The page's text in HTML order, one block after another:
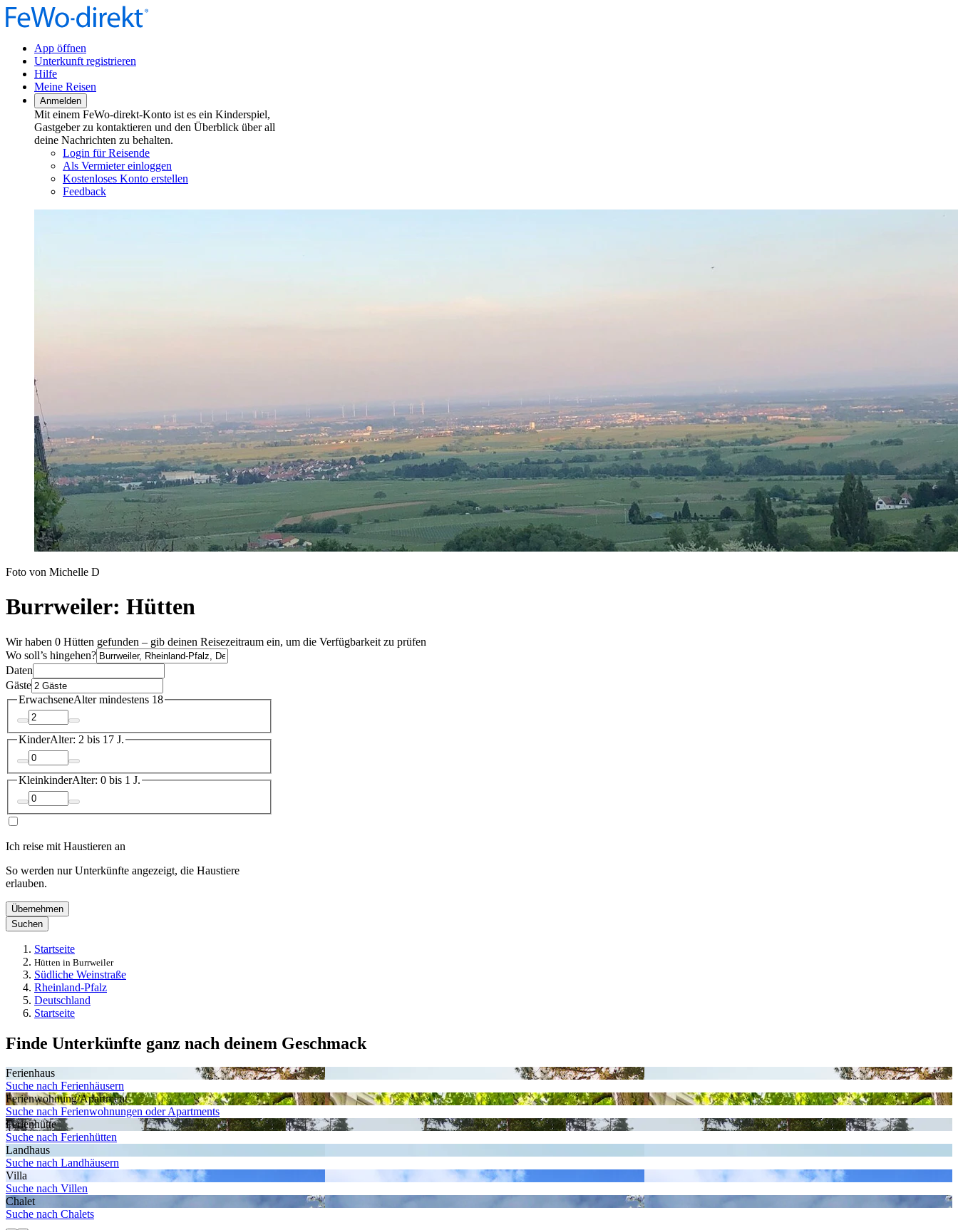
App öffnen
Unterkunft registrieren
Hilfe
Meine Reisen
Anmelden
Mit einem FeWo-direkt-Konto ist es ein Kinderspiel,
Gastgeber zu kontaktieren und den Überblick über all
deine Nachrichten zu behalten.
Login für Reisende
Als Vermieter einloggen
Kostenloses Konto erstellen
Feedback
Foto von Michelle D
Burrweiler: Hütten
Wir haben 0 Hütten gefunden – gib deinen Reisezeitraum ein, um die Verfügbarkeit zu prüfen
Wo soll’s hingehen?
Daten
Gäste
ErwachseneAlter mindestens 18
KinderAlter: 2 bis 17 J.
KleinkinderAlter: 0 bis 1 J.
Ich reise mit Haustieren an
So werden nur Unterkünfte angezeigt, die Haustiere
erlauben.
Übernehmen
Suchen
Startseite
Hütten in Burrweiler
Südliche Weinstraße
Rheinland-Pfalz
Deutschland
Startseite
Finde Unterkünfte ganz nach deinem Geschmack
Ferienhaus
Suche nach Ferienhäusern
Ferienwohnung/Apartment
Suche nach Ferienwohnungen oder Apartments
Ferienhütte
Suche nach Ferienhütten
Landhaus
Suche nach Landhäusern
Villa
Suche nach Villen
Chalet
Suche nach Chalets